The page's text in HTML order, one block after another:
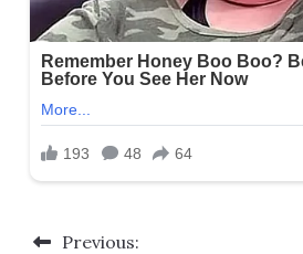
PostPrevious: